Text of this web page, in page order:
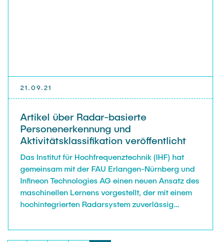
21.09.21
Artikel über Radar-basierte
Personenerkennung und
Aktivitätsklassifikation veröffentlicht
Das Institut für Hochfrequenztechnik (IHF) hat
gemeinsam mit der FAU Erlangen-Nürnberg und
Infineon Technologies AG einen neuen Ansatz des
maschinellen Lernens vorgestellt, der mit einem
hochintegrierten Radarsystem zuverlässig